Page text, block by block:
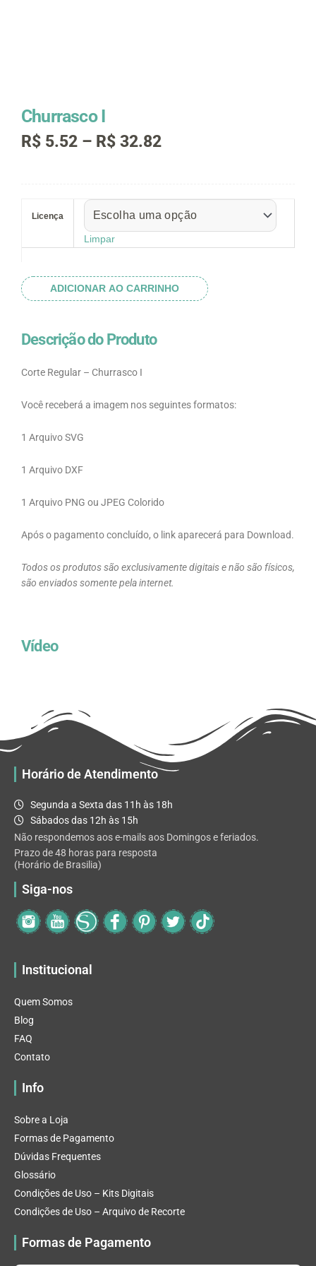
Churrasco I
R$ 5.52 – R$ 32.82Faixa
através
R$ 32.82
Licença
Limpar
quantidade
ADICIONAR AO CARRINHO
Descrição do Produto
Corte Regular – Churrasco I
Você receberá a imagem nos seguintes formatos:
1 Arquivo SVG
1 Arquivo DXF
1 Arquivo PNG ou JPEG Colorido
Após o pagamento concluído, o link aparecerá para Download.
Todos os produtos são exclusivamente digitais e não são físicos,
são enviados somente pela internet.
Vídeo
Horário de Atendimento
Segunda a Sexta das 11h às 18h
Sábados das 12h às 15h
Não respondemos aos e-mails aos Domingos e feriados.
Prazo de 48 horas para resposta
(Horário de Brasilia)
Siga-nos
Institucional
Quem Somos
Blog
FAQ
Contato
Info
Sobre a Loja
Formas de Pagamento
Dúvidas Frequentes
Glossário
Condições de Uso – Kits Digitais
Condições de Uso – Arquivo de Recorte
Formas de Pagamento